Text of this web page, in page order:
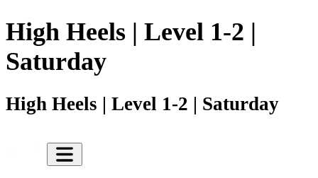
High Heels | Level 1-2 |
Saturday
High Heels | Level 1-2 | Saturday